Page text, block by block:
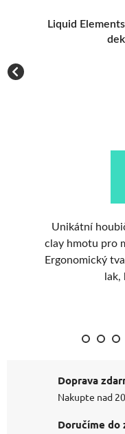
Clay Sponge -
která nahradí
mechanickou
tvar a snadné použití
Doprava
Nakupte nad
Doručíme do